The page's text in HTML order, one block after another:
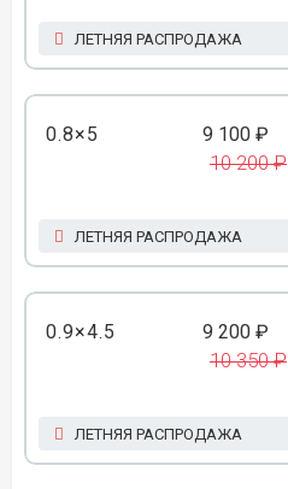
ЛЕТНЯЯ РАСПРОДАЖА
0.8×5 9 100 ₽
10 200 ₽
ЛЕТНЯЯ РАСПРОДАЖА
0.9×4.5 9 200 ₽
10 350 ₽
ЛЕТНЯЯ РАСПРОДАЖА